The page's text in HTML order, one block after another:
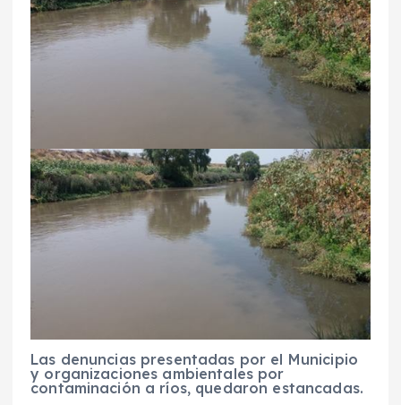
Las denuncias presentadas por el Municipio
y organizaciones ambientales por
contaminación a ríos, quedaron estancadas.